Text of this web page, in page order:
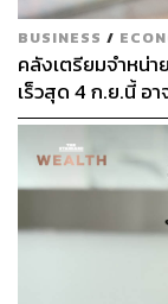
BUSINESS /
คลังเตรียมจำหน่
เร็วสุด 4 ก.ย.นี้ อ
First มากขึ้น